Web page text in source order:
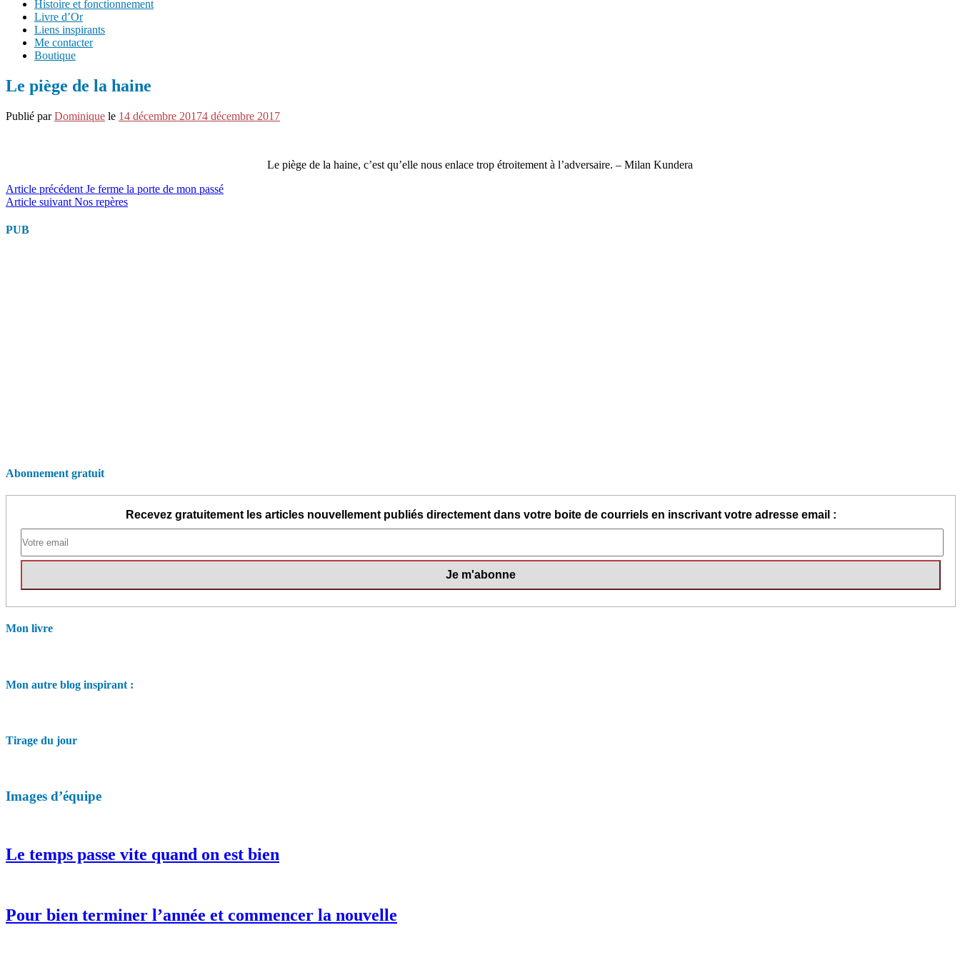
Histoire et fonctionnement
Livre d’Or
Liens inspirants
Me contacter
Boutique
Le piège de la haine
Publié parDominique le 14 décembre 20174 décembre 2017
Le piège de la haine, c’est qu’elle nous enlace trop étroitement à l’adversaire. – Milan Kundera
Lire
la
suite
Article précédent Je ferme la porte de mon passé
Article suivant Nos repères
PUB
Abonnement gratuit
Recevez gratuitement les articles nouvellement publiés directement dans votre boite de courriels en inscrivant votre adresse email :
Mon livre
Mon autre blog inspirant :
Tirage du jour
Images d’équipe
Le temps passe vite quand on est bien
Pour bien terminer l’année et commencer la nouvelle